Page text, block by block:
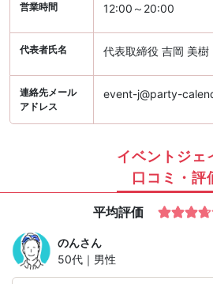
営業時間 12:00～20:00
代表者氏名 代表取締役 吉岡 美樹
連絡先メール
アドレス
event-j@party-
イベントジェ
口コミ・評
平均評価
のんさん
50代｜男性